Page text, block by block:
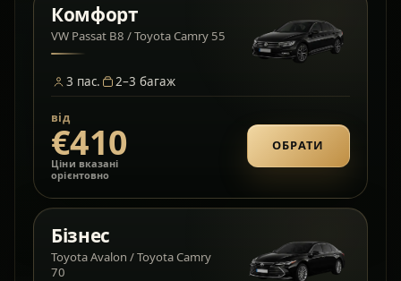
Комфорт
VW Passat B8 / Toyota Camry 55
3 пас. 2–3 багаж
від
€410
Ціни вказані
орієнтовно
ОБРАТИ
Бізнес
Toyota Avalon / Toyota Camry
70